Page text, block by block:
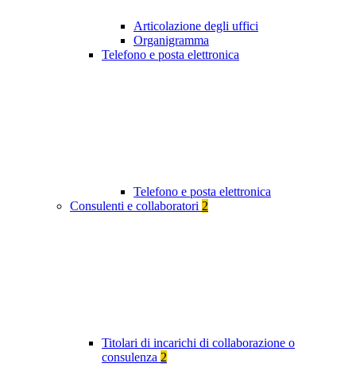
Articolazione degli uffici
Organigramma
Telefono e posta elettronica
Telefono e posta elettronica
Consulenti e collaboratori 2
Titolari di incarichi di collaborazione o
consulenza 2